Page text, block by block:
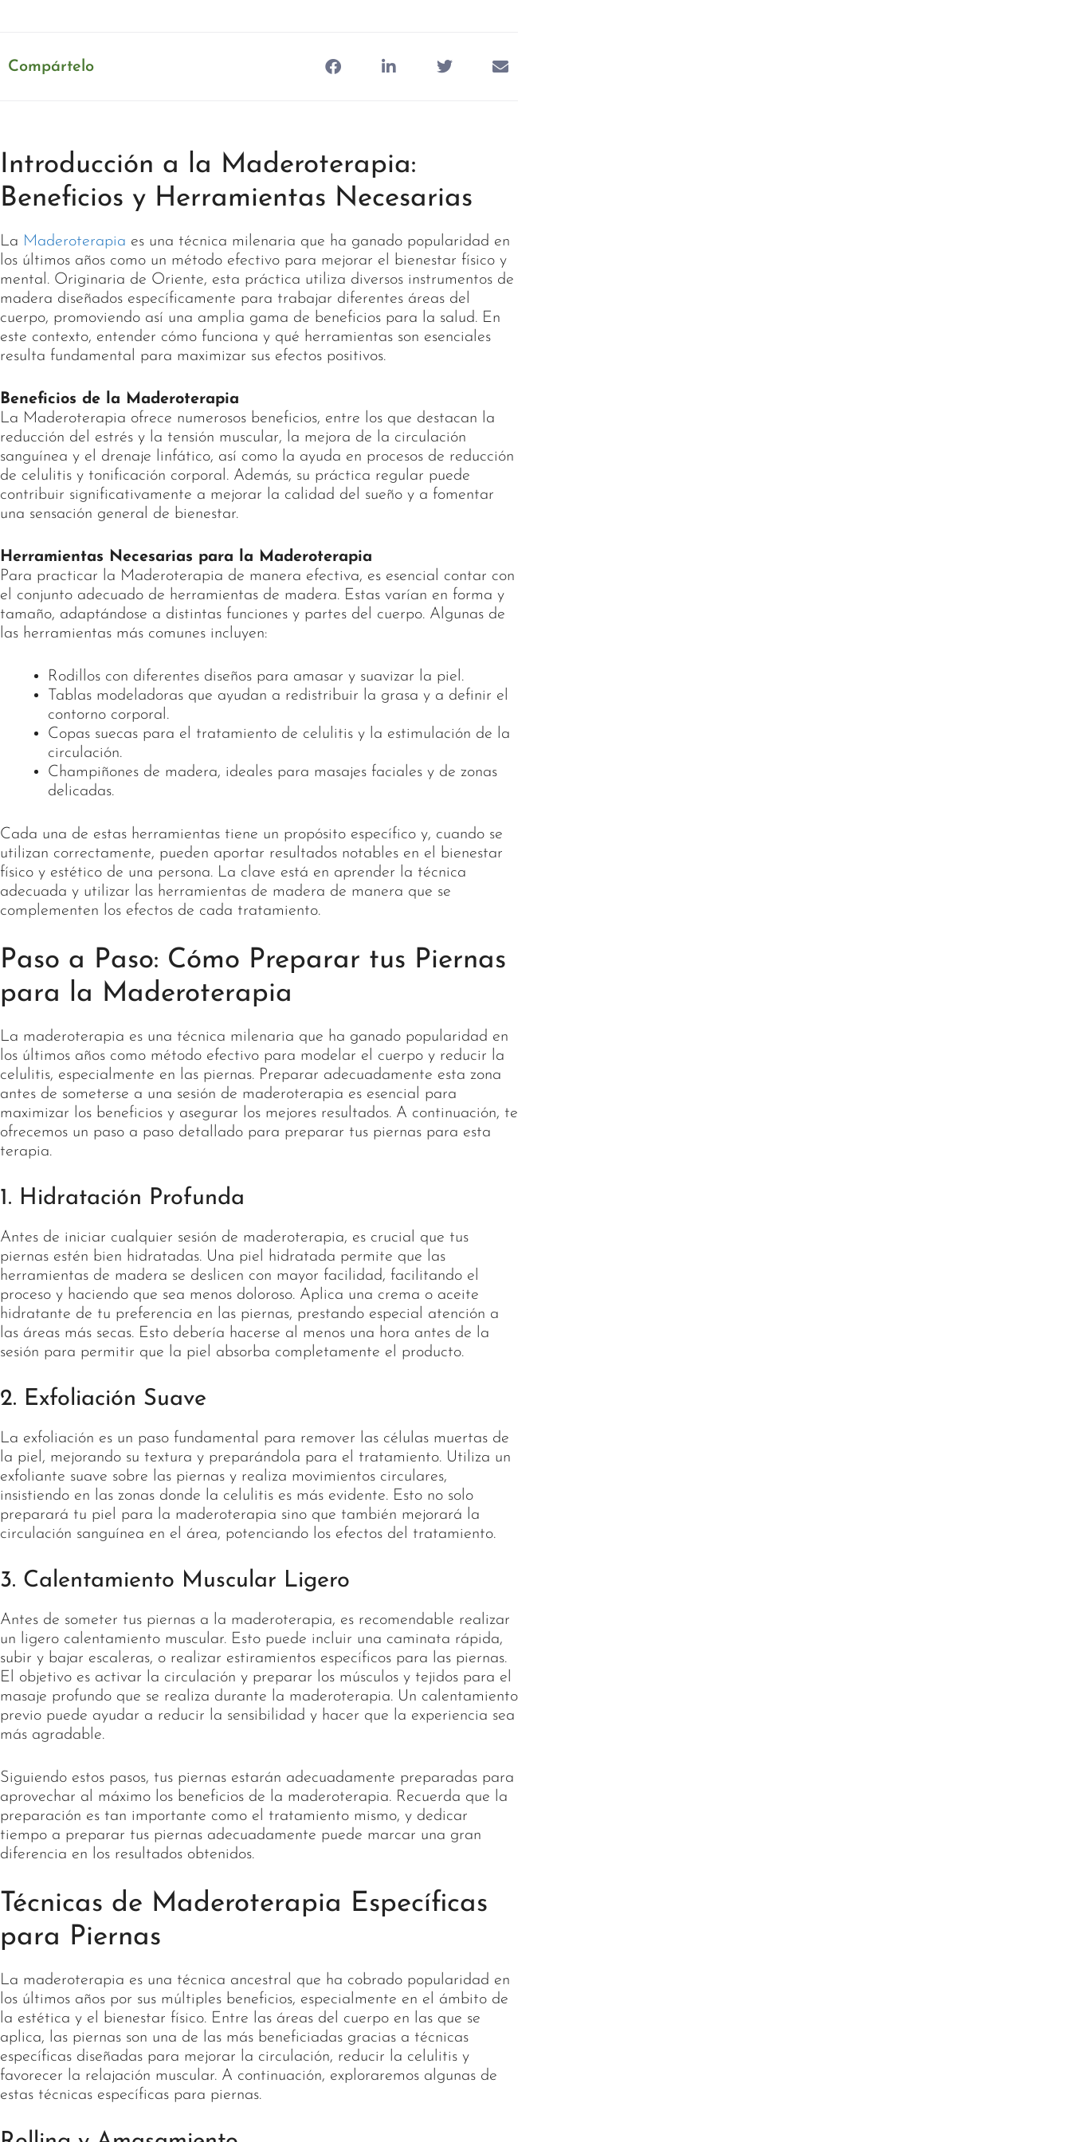
Compártelo
Introducción a la Maderoterapia:
Beneficios y Herramientas Necesarias
La Maderoterapia es una técnica milenaria que ha ganado popularidad en
los últimos años como un método efectivo para mejorar el bienestar físico y
mental. Originaria de Oriente, esta práctica utiliza diversos instrumentos de
madera diseñados específicamente para trabajar diferentes áreas del
cuerpo, promoviendo así una amplia gama de beneficios para la salud. En
este contexto, entender cómo funciona y qué herramientas son esenciales
resulta fundamental para maximizar sus efectos positivos.
Beneficios de la Maderoterapia
La Maderoterapia ofrece numerosos beneficios, entre los que destacan la
reducción del estrés y la tensión muscular, la mejora de la circulación
sanguínea y el drenaje linfático, así como la ayuda en procesos de reducción
de celulitis y tonificación corporal. Además, su práctica regular puede
contribuir significativamente a mejorar la calidad del sueño y a fomentar
una sensación general de bienestar.
Herramientas Necesarias para la Maderoterapia
Para practicar la Maderoterapia de manera efectiva, es esencial contar con
el conjunto adecuado de herramientas de madera. Estas varían en forma y
tamaño, adaptándose a distintas funciones y partes del cuerpo. Algunas de
las herramientas más comunes incluyen:
Rodillos con diferentes diseños para amasar y suavizar la piel.
Tablas modeladoras que ayudan a redistribuir la grasa y a definir el
contorno corporal.
Copas suecas para el tratamiento de celulitis y la estimulación de la
circulación.
Champiñones de madera, ideales para masajes faciales y de zonas
delicadas.
Cada una de estas herramientas tiene un propósito específico y, cuando se
utilizan correctamente, pueden aportar resultados notables en el bienestar
físico y estético de una persona. La clave está en aprender la técnica
adecuada y utilizar las herramientas de madera de manera que se
complementen los efectos de cada tratamiento.
Paso a Paso: Cómo Preparar tus Piernas
para la Maderoterapia
La maderoterapia es una técnica milenaria que ha ganado popularidad en
los últimos años como método efectivo para modelar el cuerpo y reducir la
celulitis, especialmente en las piernas. Preparar adecuadamente esta zona
antes de someterse a una sesión de maderoterapia es esencial para
maximizar los beneficios y asegurar los mejores resultados. A continuación, te
ofrecemos un paso a paso detallado para preparar tus piernas para esta
terapia.
1. Hidratación Profunda
Antes de iniciar cualquier sesión de maderoterapia, es crucial que tus
piernas estén bien hidratadas. Una piel hidratada permite que las
herramientas de madera se deslicen con mayor facilidad, facilitando el
proceso y haciendo que sea menos doloroso. Aplica una crema o aceite
hidratante de tu preferencia en las piernas, prestando especial atención a
las áreas más secas. Esto debería hacerse al menos una hora antes de la
sesión para permitir que la piel absorba completamente el producto.
2. Exfoliación Suave
La exfoliación es un paso fundamental para remover las células muertas de
la piel, mejorando su textura y preparándola para el tratamiento. Utiliza un
exfoliante suave sobre las piernas y realiza movimientos circulares,
insistiendo en las zonas donde la celulitis es más evidente. Esto no solo
preparará tu piel para la maderoterapia sino que también mejorará la
circulación sanguínea en el área, potenciando los efectos del tratamiento.
3. Calentamiento Muscular Ligero
Antes de someter tus piernas a la maderoterapia, es recomendable realizar
un ligero calentamiento muscular. Esto puede incluir una caminata rápida,
subir y bajar escaleras, o realizar estiramientos específicos para las piernas.
El objetivo es activar la circulación y preparar los músculos y tejidos para el
masaje profundo que se realiza durante la maderoterapia. Un calentamiento
previo puede ayudar a reducir la sensibilidad y hacer que la experiencia sea
más agradable.
Siguiendo estos pasos, tus piernas estarán adecuadamente preparadas para
aprovechar al máximo los beneficios de la maderoterapia. Recuerda que la
preparación es tan importante como el tratamiento mismo, y dedicar
tiempo a preparar tus piernas adecuadamente puede marcar una gran
diferencia en los resultados obtenidos.
Técnicas de Maderoterapia Específicas
para Piernas
La maderoterapia es una técnica ancestral que ha cobrado popularidad en
los últimos años por sus múltiples beneficios, especialmente en el ámbito de
la estética y el bienestar físico. Entre las áreas del cuerpo en las que se
aplica, las piernas son una de las más beneficiadas gracias a técnicas
específicas diseñadas para mejorar la circulación, reducir la celulitis y
favorecer la relajación muscular. A continuación, exploraremos algunas de
estas técnicas específicas para piernas.